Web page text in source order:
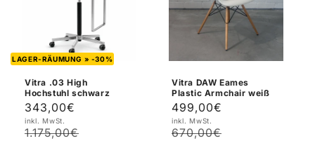
LAGER-RÄUMUNG » -30%
Vitra .03 High
Hochstuhl schwarz
Verkaufspreis
343,00€
inkl. MwSt.
1.175,00€
Vitra DAW Eames
Plastic Armchair weiß
Verkaufspreis
499,00€
inkl. MwSt.
670,00€